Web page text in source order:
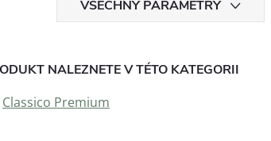
VŠECHNY PARAMETRY
NALEZNETE V TÉTO KATEGORII
Classico Premium